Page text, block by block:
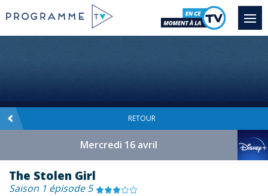
RETOUR
Mercredi 16 avril
The Stolen Girl
Saison 1 épisode 5